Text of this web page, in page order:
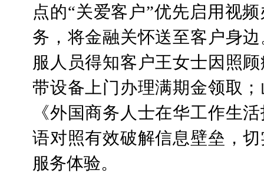
点的“关爱客户”优先启用视
务，将金融关怀送至客户身
服人员得知客户王女士因照
带设备上门办理满期金领取
《外国商务人士在华工作生
语对照有效破解信息壁垒，
服务体验。